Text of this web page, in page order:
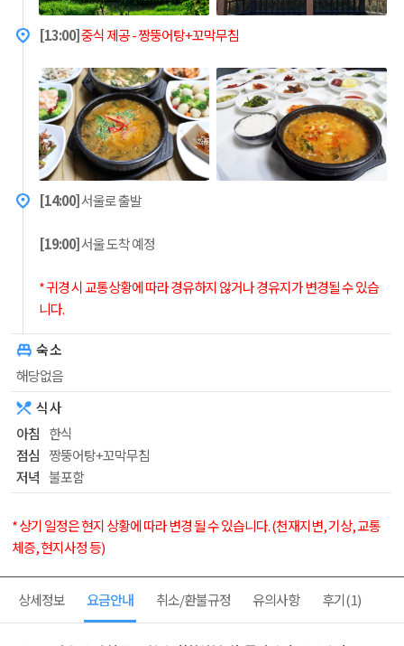
[13:00]중식 제공 - 짱뚱어탕+꼬막무침
[14:00]서울로 출발
[19:00]서울 도착 예정
* 귀경 시 교통상황에 따라 경유하지 않거나 경유지가 변경될 수 있습
니다.
숙 소
해당없음
식 사
아침 한식
점심 짱뚱어탕+꼬막무침
저녁 불포함
* 상기 일정은 현지 상황에 따라 변경 될 수 있습니다. (천재지변, 기상, 교통
체증, 현지사정 등)
상세정보 요금안내 취소/환불규정 유의사항 후기(1)